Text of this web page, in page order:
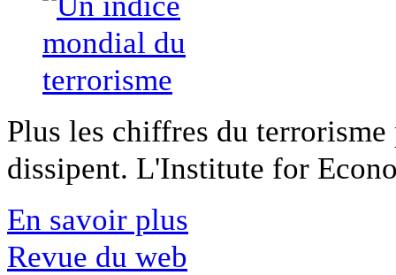
Plus les chiffres du
dissipent. L'Institute for
En savoir plus
Revue du web